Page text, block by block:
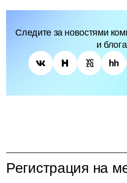
Следите за новостями
и
Регистрация на